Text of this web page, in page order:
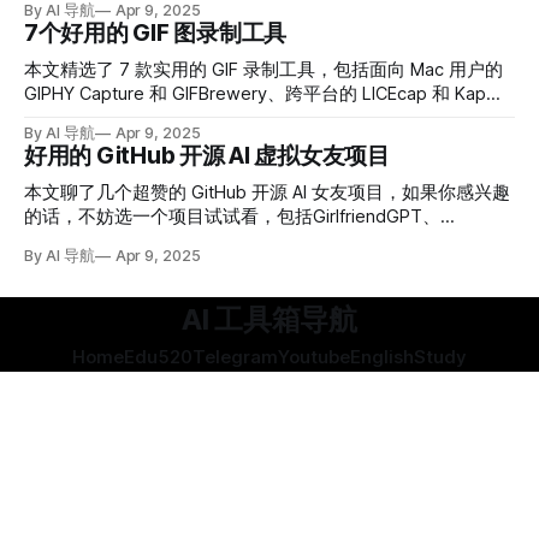
By AI 导航 Apr 9, 2025
7个好用的 GIF 图录制工具
本文精选了 7 款实用的 GIF 录制工具，包括面向 Mac 用户的
GIPHY Capture 和 GIFBrewery、跨平台的 LICEcap 和 Kap、
在线工具 Recordit 和 ezgif.com。
By AI 导航 Apr 9, 2025
好用的 GitHub 开源 AI 虚拟女友项目
本文聊了几个超赞的 GitHub 开源 AI 女友项目，如果你感兴趣
的话，不妨选一个项目试试看，包括GirlfriendGPT、
By AI 导航 Apr 9, 2025
AI 工具箱导航
HomeEdu520TelegramYoutubeEnglishStudy